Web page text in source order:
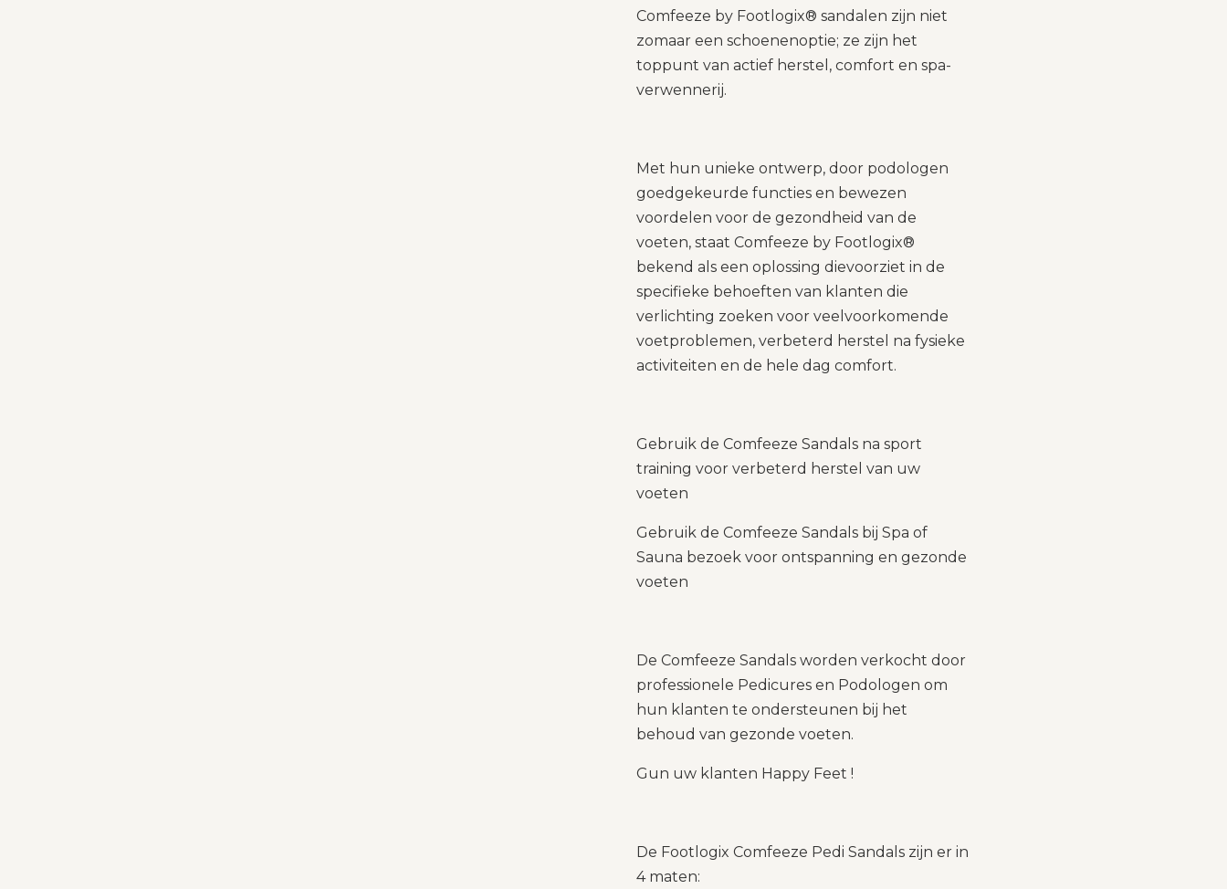
Comfeeze by Footlogix® sandalen zijn niet
zomaar een schoenenoptie; ze zijn het
toppunt van actief herstel, comfort en spa-
verwennerij.
Met hun unieke ontwerp, door podologen
goedgekeurde functies en bewezen
voordelen voor de gezondheid van de
voeten, staat Comfeeze by Footlogix®
bekend als een oplossing dievoorziet in de
specifieke behoeften van klanten die
verlichting zoeken voor veelvoorkomende
voetproblemen, verbeterd herstel na fysieke
activiteiten en de hele dag comfort.
Gebruik de Comfeeze Sandals na sport
training voor verbeterd herstel van uw
voeten
Gebruik de Comfeeze Sandals bij Spa of
Sauna bezoek voor ontspanning en gezonde
voeten
De Comfeeze Sandals worden verkocht door
professionele Pedicures en Podologen om
hun klanten te ondersteunen bij het
behoud van gezonde voeten.
Gun uw klanten Happy Feet !
De Footlogix Comfeeze Pedi Sandals zijn er in
4 maten: